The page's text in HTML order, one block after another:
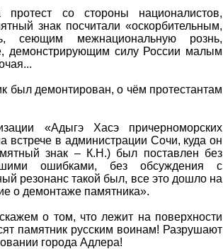
со стороны националистов,
знак посчитали «оскорбительным,
сеющим межнациональную рознь,
демонстрирующим силу России малым
был демонтирован, о чём протестантам
«Адыгэ Хасэ причерноморских
в администрации Сочи, куда он
знак – К.Н.) был поставлен без
ошибками, без обсуждения с
резонанс такой был, все это дошло на
о демонтаже памятника».
о том, что лежит на поверхности
памятник русским воинам! Разрушают
города Адлера!